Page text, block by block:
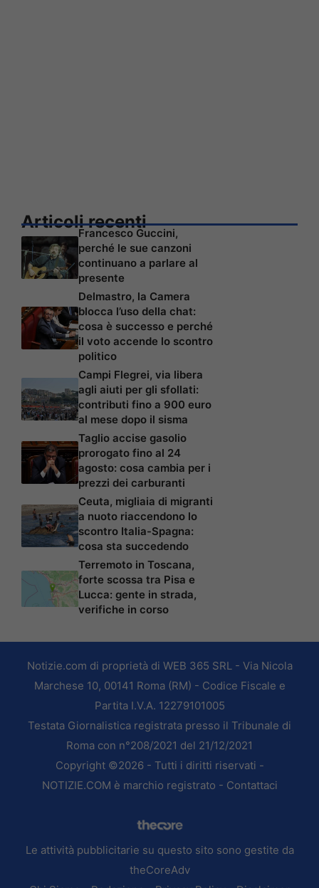
Articoli recenti
Francesco Guccini,
perché le sue canzoni
continuano a parlare al
presente
Delmastro, la Camera
blocca l’uso della chat:
cosa è successo e perché
il voto accende lo scontro
politico
Campi Flegrei, via libera
agli aiuti per gli sfollati:
contributi fino a 900 euro
al mese dopo il sisma
Taglio accise gasolio
prorogato fino al 24
agosto: cosa cambia per i
prezzi dei carburanti
Ceuta, migliaia di migranti
a nuoto riaccendono lo
scontro Italia-Spagna:
cosa sta succedendo
Terremoto in Toscana,
forte scossa tra Pisa e
Lucca: gente in strada,
verifiche in corso
Notizie.com di proprietà di WEB 365 SRL - Via Nicola
Marchese 10, 00141 Roma (RM) - Codice Fiscale e
Partita I.V.A. 12279101005
Testata Giornalistica registrata presso il Tribunale di
Roma con n°208/2021 del 21/12/2021
Copyright ©2026 - Tutti i diritti riservati -
NOTIZIE.COM è marchio registrato - Contattaci
Le attività pubblicitarie su questo sito sono gestite da
theCoreAdv